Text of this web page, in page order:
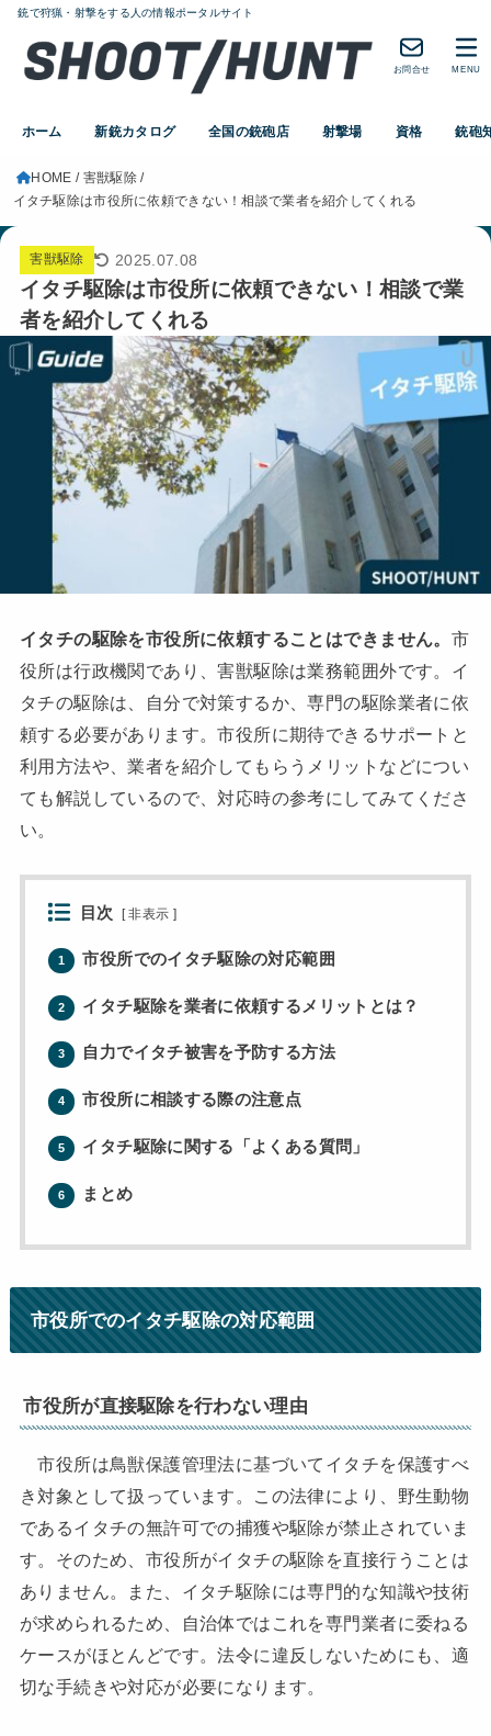
銃で狩猟・射撃をする人の情報ポータルサイト
ホーム 新銃カタログ 全国の銃砲店 射撃場 資格 銃砲
お問合せ MENU
HOME
害獣駆除
イタチ駆除は市役所に依頼できない！相談で業者を紹介してくれる
害獣駆除 2025.07.08
イタチ駆除は市役所に依頼できない！相談で業
者を紹介してくれる
イタチの駆除を市役所に依頼することはできません。 市
役所は行政機関であり、害獣駆除は業務範囲外です。イ
タチの駆除は、自分で対策するか、専門の駆除業者に依
頼する必要があります。市役所に期待できるサポートと
利用方法や、業者を紹介してもらうメリットなどについ
ても解説しているので、対応時の参考にしてみてくださ
い。
目次 [ 非表示 ]
1 市役所でのイタチ駆除の対応範囲
2 イタチ駆除を業者に依頼するメリットとは？
3 自力でイタチ被害を予防する方法
4 市役所に相談する際の注意点
5 イタチ駆除に関する「よくある質問」
6 まとめ
市役所でのイタチ駆除の対応範囲
市役所が直接駆除を行わない理由
市役所は鳥獣保護管理法に基づいてイタチを保護すべ
き対象として扱っています。この法律により、野生動物
であるイタチの無許可での捕獲や駆除が禁止されていま
す。そのため、市役所がイタチの駆除を直接行うことは
ありません。また、イタチ駆除には専門的な知識や技術
が求められるため、自治体ではこれを専門業者に委ねる
ケースがほとんどです。法令に違反しないためにも、適
切な手続きや対応が必要になります。